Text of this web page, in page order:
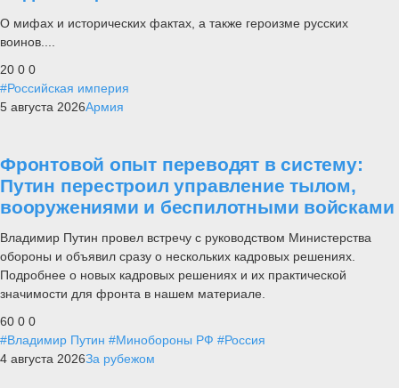
О мифах и исторических фактах, а также героизме русских
воинов....
20 0 0
#Российская империя
5 августа 2026Армия
Фронтовой опыт переводят в систему:
Путин перестроил управление тылом,
вооружениями и беспилотными войсками
Владимир Путин провел встречу с руководством Министерства
обороны и объявил сразу о нескольких кадровых решениях.
Подробнее о новых кадровых решениях и их практической
значимости для фронта в нашем материале.
60 0 0
#Владимир Путин #Минобороны РФ #Россия
4 августа 2026За рубежом